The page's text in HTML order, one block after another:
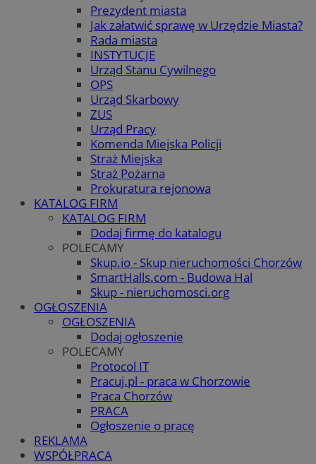
Prezydent miasta
Jak załatwić sprawę w Urzędzie Miasta?
Rada miasta
INSTYTUCJE
Urząd Stanu Cywilnego
OPS
Urząd Skarbowy
ZUS
Urząd Pracy
Komenda Miejska Policji
Straż Miejska
Straż Pożarna
Prokuratura rejonowa
KATALOG FIRM
KATALOG FIRM
Dodaj firmę do katalogu
POLECAMY
Skup.io - Skup nieruchomości Chorzów
SmartHalls.com - Budowa Hal
Skup - nieruchomosci.org
OGŁOSZENIA
OGŁOSZENIA
Dodaj ogłoszenie
POLECAMY
Protocol IT
Pracuj.pl - praca w Chorzowie
Praca Chorzów
PRACA
Ogłoszenie o pracę
REKLAMA
WSPÓŁPRACA